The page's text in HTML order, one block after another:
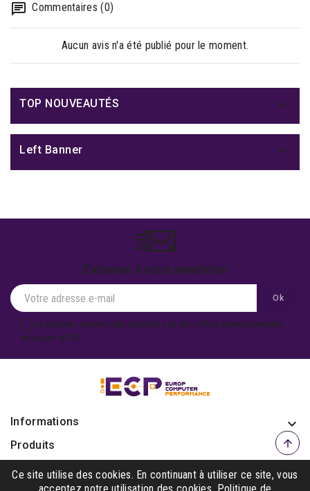
Commentaires (0)
Aucun avis n'a été publié pour le moment.
TOP NOUVEAUTÉS 
Left Banner 
S'abonner à notre newsletter
Je souhaite recevoir des actualités ou des offres promotionnelles
de la part d'ECP.
Informations keyboard_arrow_down
Produits 
Notre société 
Ce site utilise des cookies. En continuant à utiliser ce site, vous
